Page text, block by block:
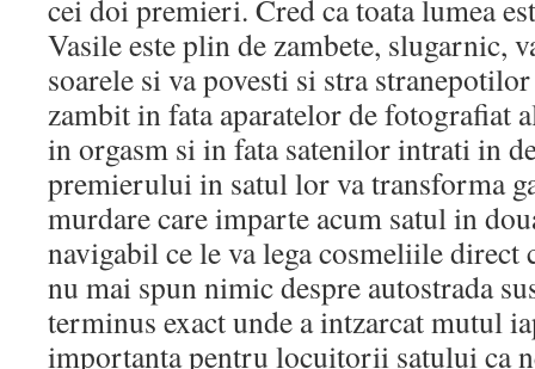
cei doi premieri. Cred ca toata lumea
Vasile este plin de zambete, slugarnic,
soarele si va povesti si stra
zambit in fata aparatelor de fotografiat
in orgasm si in fata satenilor intrati in
premierului in satul lor va transforma
murdare care imparte acum satul in
navigabil ce le va lega cosmeliile direct
nu mai spun nimic despre autostrada
terminus exact unde a intzarcat mutul
importanta pentru locuitorii satului ca